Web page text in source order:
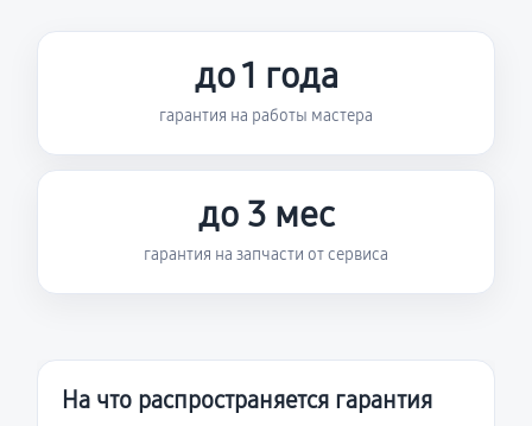
до 1 года
гарантия на работы мастера
до 3 мес
гарантия на запчасти от сервиса
На что распространяется гарантия